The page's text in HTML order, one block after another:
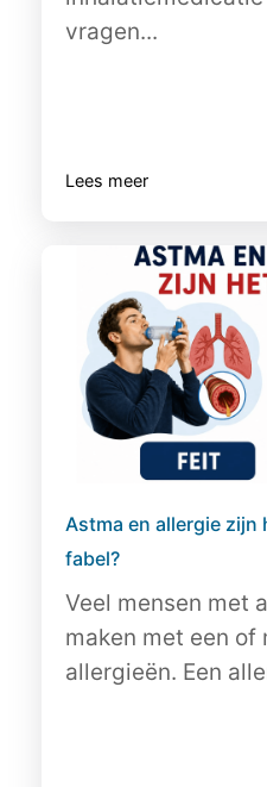
vragen...
Lees meer
Astma en allergie zijn
fabel?
Veel mensen met
maken met een of
allergieën. Een